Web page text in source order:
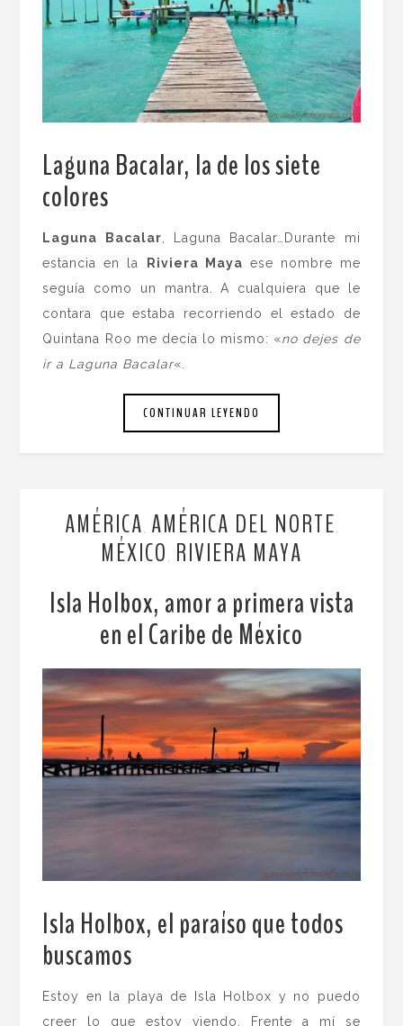
Laguna Bacalar, la de los siete
colores
Laguna Bacalar , Laguna Bacalar…Durante mi
estancia en la
Riviera Maya ese nombre me
seguía como un mantra. A cualquiera que le
contara que estaba recorriendo el estado de
Quintana Roo me decía lo mismo: «no dejes de
ir a Laguna Bacalar«.
CONTINUAR LEYENDO
AMÉRICA AMÉRICA DEL NORTE
MÉXICO RIVIERA MAYA
Isla Holbox, amor a primera vista
en el Caribe de México
Isla Holbox, el paraíso que todos
buscamos
Estoy en la playa de Isla Holbox y no puedo
creer lo que estoy viendo. Frente a mí se